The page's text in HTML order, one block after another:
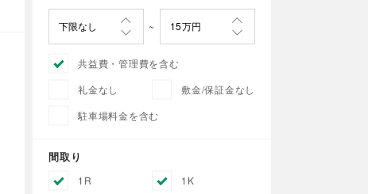
共益費・管理費を含む
礼金なし
敷金/保証金なし
駐車場料金を含む
間取り
1R
1K